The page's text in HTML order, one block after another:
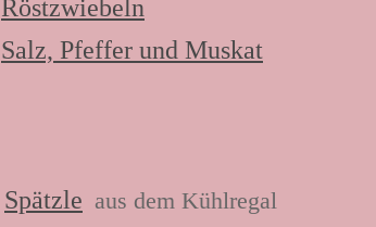
Röstzwiebeln
Salz, Pfeffer und Muskat
Spätzle aus dem Kühlregal